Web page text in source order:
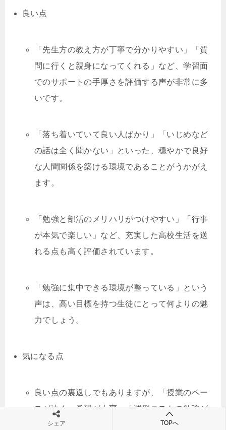
良い点
「先生方の教え方が丁寧で分かりやすい」「質
問に行くと親身になってくれる」など、学習面
でのサポートの手厚さを評価する声が非常に多
いです。
「落ち着いていて良い人ばかり」「いじめなど
の話は全く聞かない」といった、穏やかで良好
な人間関係を築ける環境であることがうかがえ
ます。
「勉強と部活のメリハリがつけやすい」「行事
が本気で楽しい」など、充実した高校生活を送
れる点も高く評価されています。
「勉強に集中できる環境が整っている」という
声は、高い目標を持つ生徒にとって何よりの魅
力でしょう。
気になる点
良い点の裏返しでもありますが、「授業のペー
スが速く、予習が大変」「週例テストの勉強が
負担に感じることもある」といった声が見られ
シェア TOPへ